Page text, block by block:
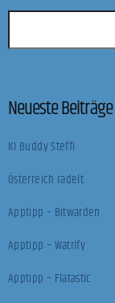
Neueste Beiträge
KI Buddy Steffi
Österreich radelt
Apptipp – Bitwarden
Apptipp – Watrify
Apptipp – Flatastic